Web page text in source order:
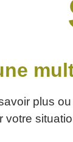
plus
votre